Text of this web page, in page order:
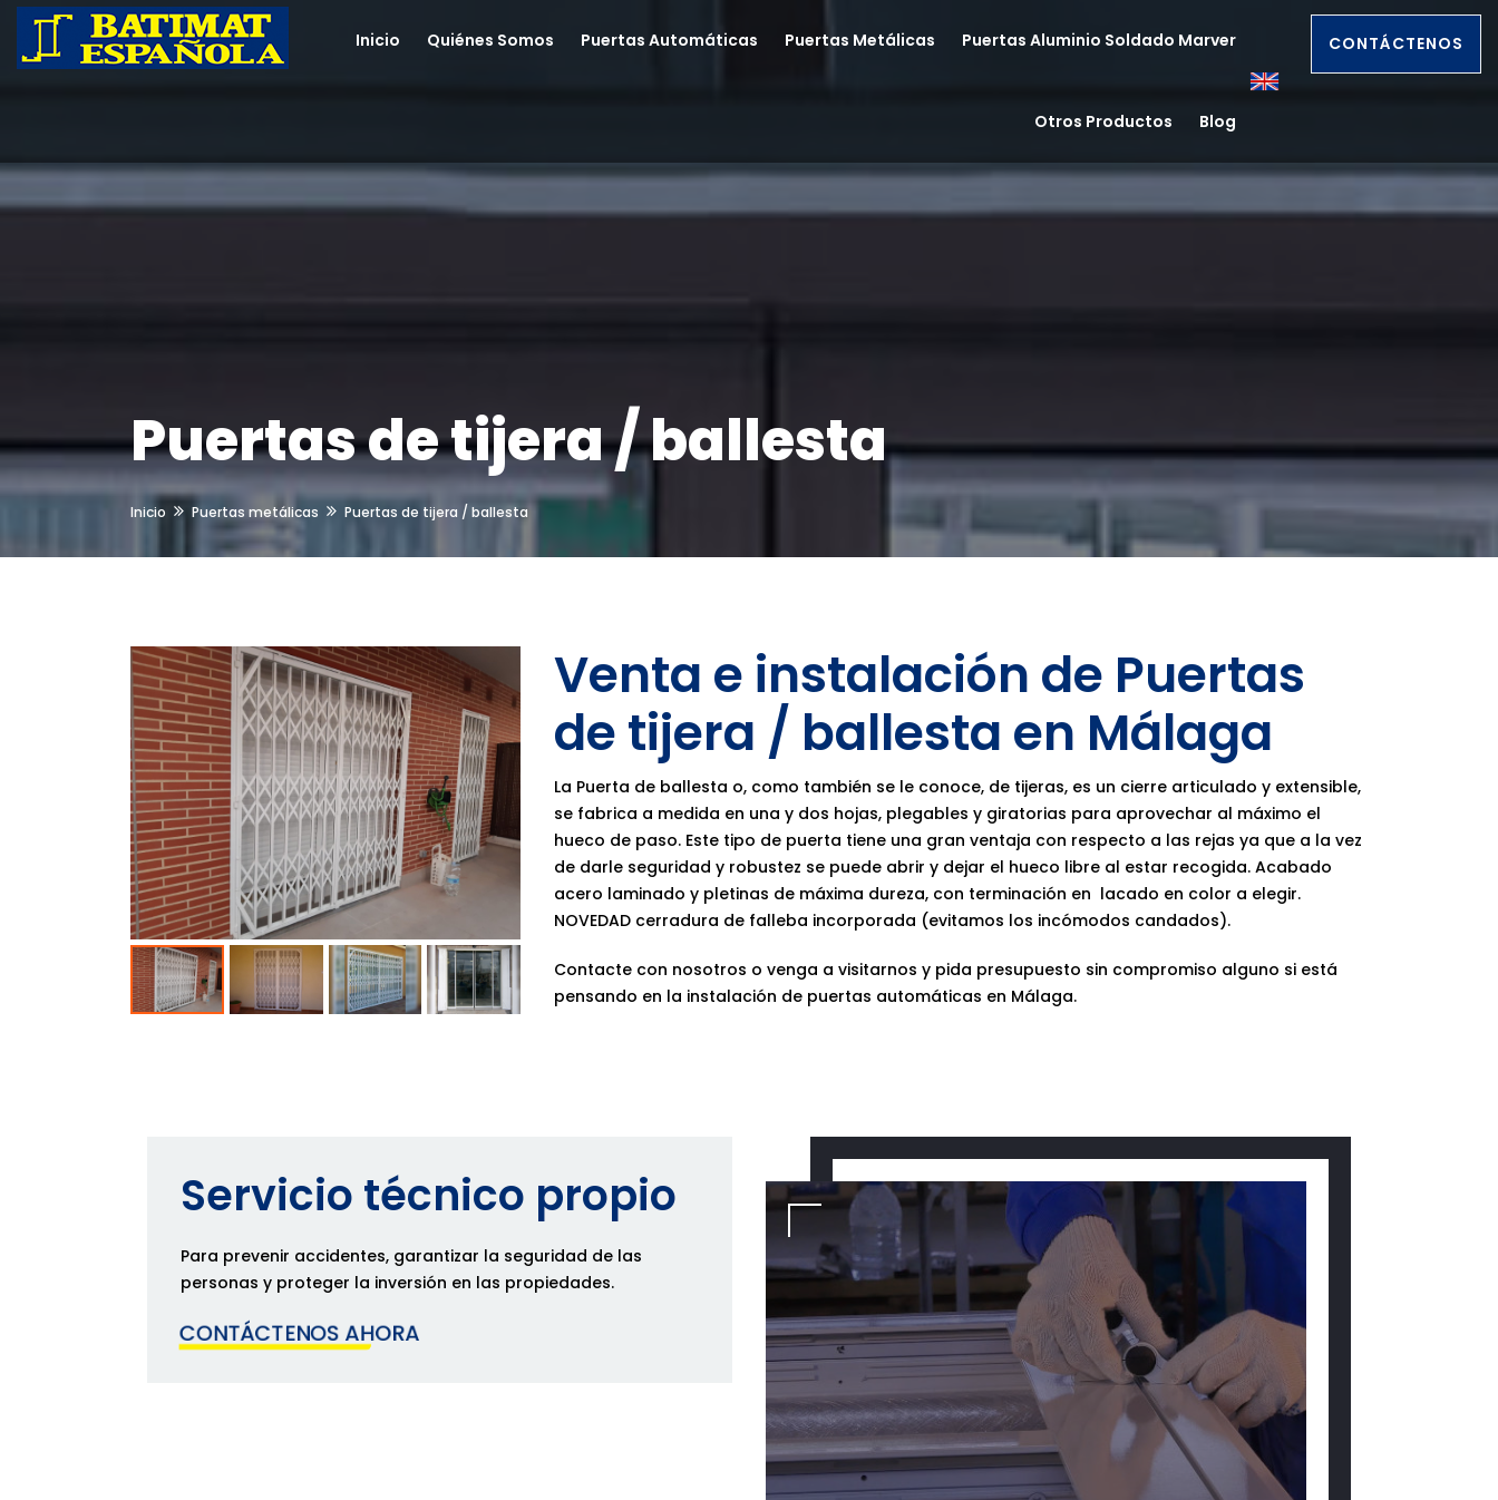
CONTÁCTENOS
Inicio Quiénes Somos Puertas Automáticas Puertas Metálicas Puertas Aluminio Soldado Marver
Otros Productos Blog
Puertas de tijera / ballesta
Inicio Puertas metálicas Puertas de tijera / ballesta
Venta e instalación de Puertas
de tijera / ballesta en Málaga
La Puerta de ballesta o, como también se le conoce, de tijeras, es un cierre articulado y extensible,
se fabrica a medida en una y dos hojas, plegables y giratorias para aprovechar al máximo el
hueco de paso. Este tipo de puerta tiene una gran ventaja con respecto a las rejas ya que a la vez
de darle seguridad y robustez se puede abrir y dejar el hueco libre al estar recogida. Acabado
acero laminado y pletinas de máxima dureza, con terminación en lacado en color a elegir.
NOVEDAD cerradura de falleba incorporada (evitamos los incómodos candados).
Contacte con nosotros o venga a visitarnos y pida presupuesto sin compromiso alguno si está
pensando en la instalación de puertas automáticas en Málaga.
Servicio técnico propio
Para prevenir accidentes, garantizar la seguridad de las
personas y proteger la inversión en las propiedades.
CONTÁCTENOS AHORA